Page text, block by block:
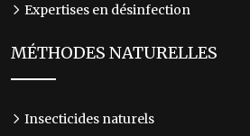
Expertises en désinfection
MÉTHODES NATURELLES
Insecticides naturels